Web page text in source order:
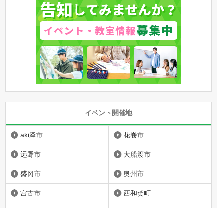
イベント開催地
aki泽市 花卷市
远野市 大船渡市
盛冈市 奥州市
宫古市 西和贺町